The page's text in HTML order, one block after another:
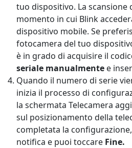
tuo dispositivo. La scansione
momento in cui Blink
dispositivo mobile. Se
fotocamera del tuo
è in grado di acquisire il
seriale manualmente e
Quando il numero di serie
inizia il processo di
la schermata Telecamera
sul posizionamento della
completata la
notifica e puoi toccare Fine.